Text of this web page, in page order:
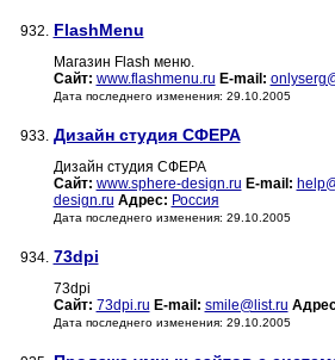
932. FlashMenu
Магазин Flash меню.
Сайт: www.flashmenu.ru E-mail:
Дата последнего изменения: 29.10.2005
933. Дизайн студия СФЕРА
Дизайн студия СФЕРА
Сайт: www.sphere-design.ru E-mail:
design.ru Адрес: Россия
Дата последнего изменения: 29.10.2005
934. 73dpi
73dpi
Сайт: 73dpi.ru E-mail: smile@list.ru
Дата последнего изменения: 29.10.2005